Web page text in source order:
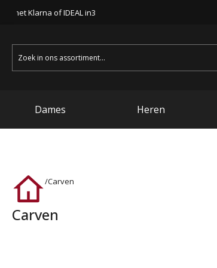
met Klarna of IDEAL in3
Zoeken
naar:
Dames Heren
/Carven
Carven